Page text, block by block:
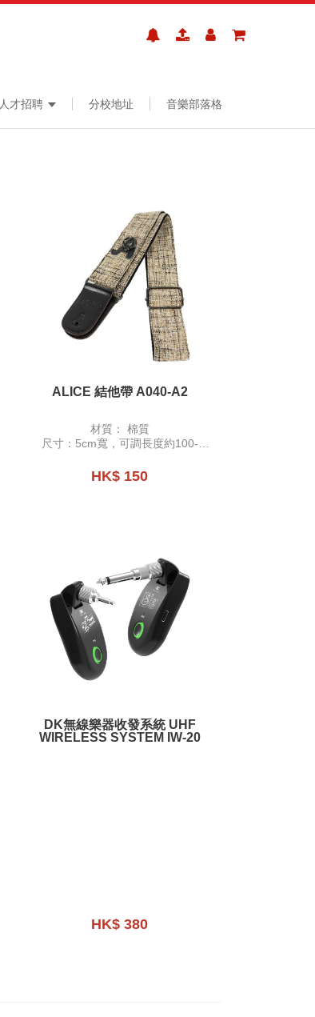
人才招聘 分校地址 音樂部落格
ALICE 結他帶 A040-A2
材質： 棉質
尺寸：5cm寬，可調長度約100-
可放置Pick
HK$ 150
DK無線樂器收發系統 UHF
WIRELESS SYSTEM IW-20
HK$ 380